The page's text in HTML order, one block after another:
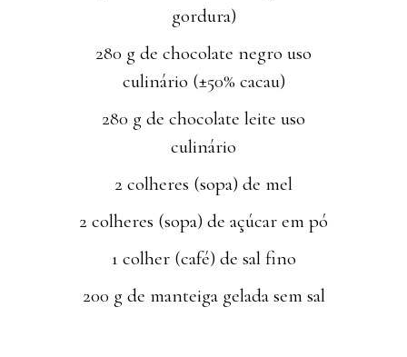
gordura)
280 g de chocolate negro uso
culinário (±50% cacau)
280 g de chocolate leite uso
culinário
2 colheres (sopa) de mel
2 colheres (sopa) de açúcar em pó
1 colher (café) de sal fino
200 g de manteiga gelada sem sal